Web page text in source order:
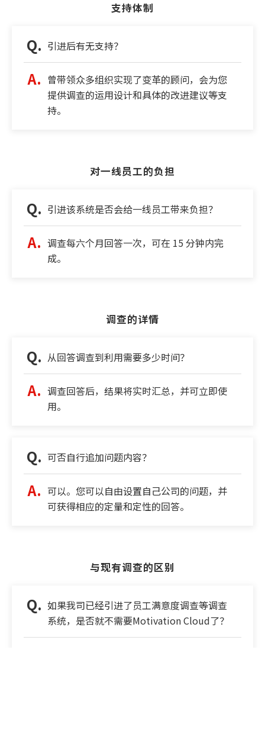
支持体制
引进后有无支持？
曾带领众多组织实现了变革的顾问，会为您
提供调查的运用设计和具体的改进建议等支
持。
对一线员工的负担
引进该系统是否会给一线员工带来负担？
调查每六个月回答一次，可在 15 分钟内完
成。
调查的详情
从回答调查到利用需要多少时间？
调查回答后，结果将实时汇总，并可立即使
用。
可否自行追加问题内容？
可以。您可以自由设置自己公司的问题，并
可获得相应的定量和定性的回答。
与现有调查的区别
如果我司已经引进了员工满意度调查等调查
系统，是否就不需要Motivation Cloud了？